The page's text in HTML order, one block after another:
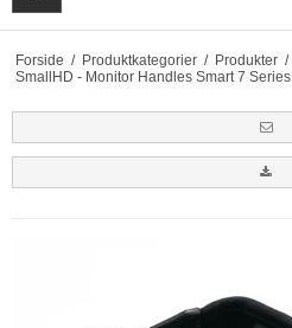
Forside / Produktkategorier / Produkter /
SmallHD - Monitor Handles Smart 7 Series